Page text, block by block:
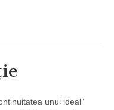
unui ideal”